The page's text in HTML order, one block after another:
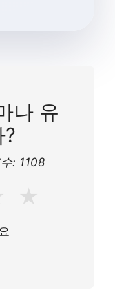
나 유
: 1108
★